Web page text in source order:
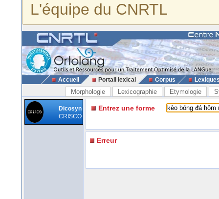
L'équipe du CNRTL
Accueil Portail lexical Corpus
Morphologie Lexicographie Etymologie
Dicosyn
CRISCO
Entrez une forme
Erreur